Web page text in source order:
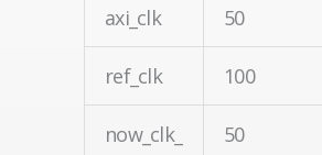
axi_clk 50
ref_clk 100
now_clk_ 50